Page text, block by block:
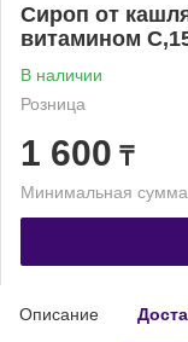
Сироп от
витамином
В наличии
Розница
1 600 ₸
Минимальная
Описание